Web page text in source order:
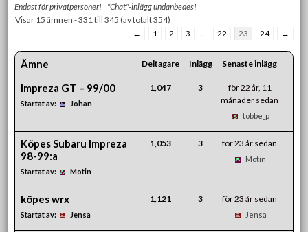
Endast för privatpersoner! | "Chat"-inlägg undanbedes!
Visar 15 ämnen - 331 till 345 (av totalt 354)
←
1 2 3 22 23 24 →
Ämne Deltagare Inlägg Senaste inlägg
Impreza GT – 99/00
Startat av: Johan
1,047 3
för 22 år, 11
månader sedan
tobbe_p
Köpes Subaru Impreza
98-99:a
Startat av: Motin
1,053 3 för 23 år sedan
Motin
köpes wrx
Startat av: Jensa
1,121 3 för 23 år sedan
Jensa